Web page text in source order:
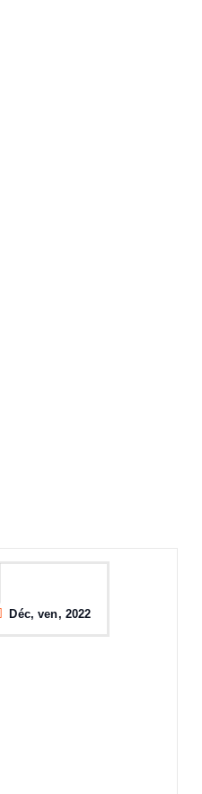
Déc, ven, 2022